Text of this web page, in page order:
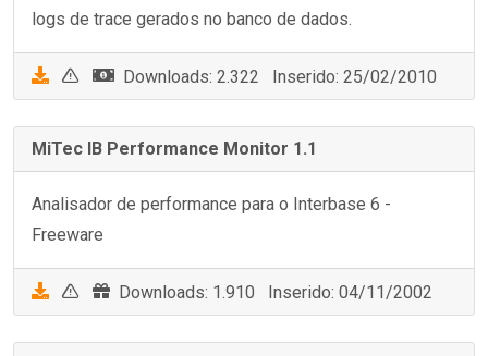
logs de trace gerados no banco de dados.
Downloads: 2.322 Inserido: 25/02/2010
MiTec IB Performance Monitor 1.1
Analisador de performance para o Interbase 6 -
Freeware
Downloads: 1.910 Inserido: 04/11/2002